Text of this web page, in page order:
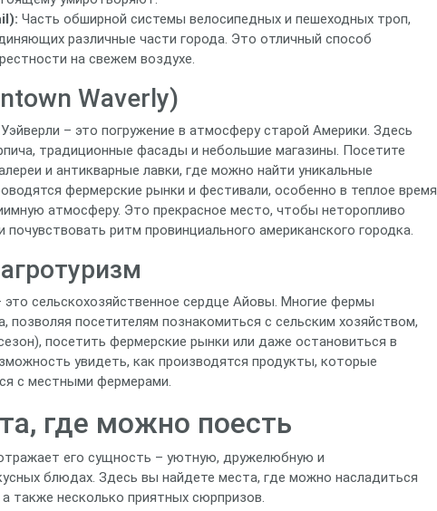
Часть обширной системы велосипедных и пешеходных троп,
различные части города. Это отличный способ
на свежем воздухе.
Waverly)
– это погружение в атмосферу старой Америки. Здесь
традиционные фасады и небольшие магазины. Посетите
и антикварные лавки, где можно найти уникальные
фермерские рынки и фестивали, особенно в теплое время
атмосферу. Это прекрасное место, чтобы неторопливо
ритм провинциального американского городка.
сельскохозяйственное сердце Айовы. Многие фермы
позволяя посетителям познакомиться с сельским хозяйством,
посетить фермерские рынки или даже остановиться в
увидеть, как производятся продукты, которые
с местными фермерами.
где можно поесть
его сущность – уютную, дружелюбную и
блюдах. Здесь вы найдете места, где можно насладиться
также несколько приятных сюрпризов.